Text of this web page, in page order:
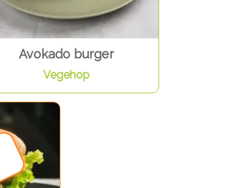
Avokado burger
Vegehop